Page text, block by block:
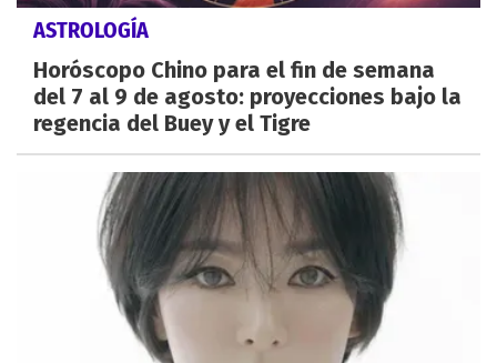
ASTROLOGÍA
Horóscopo Chino para el fin de semana
del 7 al 9 de agosto: proyecciones bajo la
regencia del Buey y el Tigre